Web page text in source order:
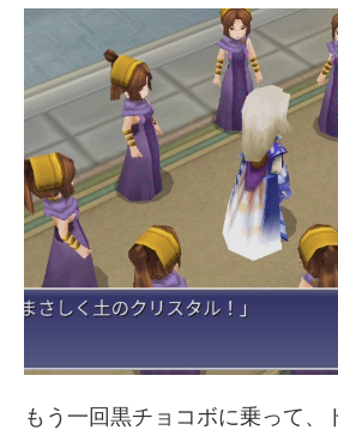
もう一回黒チョコボに乗って、